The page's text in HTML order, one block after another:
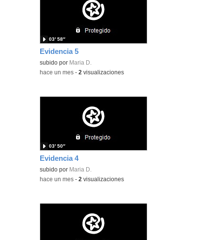
Evidencia 5
subido por Maria D.
03′ 58″
-hace un mes -2 visualizaciones
Evidencia 4
subido por Maria D.
03′ 50″
-hace un mes -2 visualizaciones